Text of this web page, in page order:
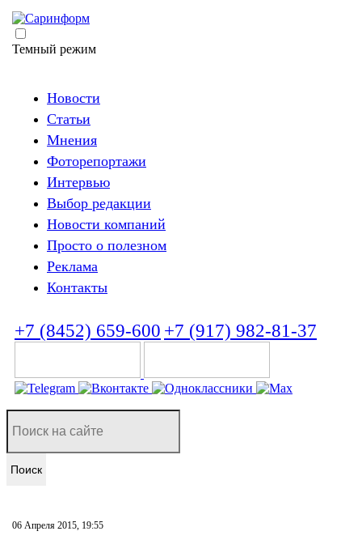
Темный режим
Новости
Статьи
Мнения
Фоторепортажи
Интервью
Выбор редакции
Новости компаний
Просто о полезном
Реклама
Контакты
+7 (8452) 659-600 +7 (917) 982-81-37
Поиск
06 Апреля 2015, 19:55